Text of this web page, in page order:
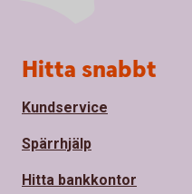
Sidfot
Hitta snabbt
Kundservice
Spärrhjälp
Hitta bankkontor